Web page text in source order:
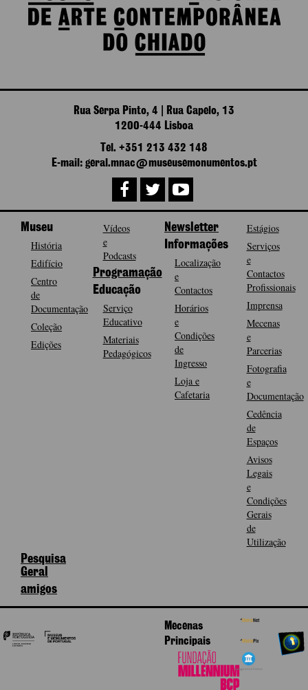
Rua Serpa Pinto, 4 | Rua Capelo, 13
1200-444 Lisboa
Tel. +351 213 432 148
E-mail: geral.mnac@museusemonumentos.pt
Museu
História
Edifício
Centro
de
Documentação
Coleção
Edições
Vídeos
e
Podcasts
Programação
Educação
Serviço
Educativo
Materiais
Pedagógicos
Newsletter
Informações
Localização
e
Contactos
Horários
e
Condições
de
Ingresso
Loja e
Cafetaria
Estágios
Serviços
e
Contactos
Profissionais
Imprensa
Mecenas
e
Parcerias
Fotografia
e
Documentação
Cedência
de
Espaços
Avisos
Legais
e
Condições
Gerais
de
Utilização
Pesquisa
Geral
amigos
Mecenas
Principais